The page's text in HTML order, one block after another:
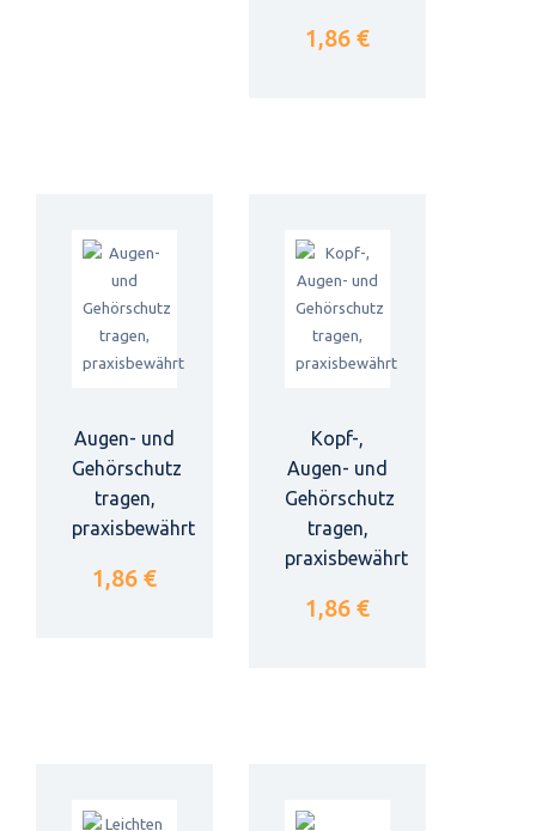
1,86 €
Augen- und
Gehörschutz
tragen,
praxisbewährt
1,86 €
Kopf-,
Augen- und
Gehörschutz
tragen,
praxisbewährt
1,86 €